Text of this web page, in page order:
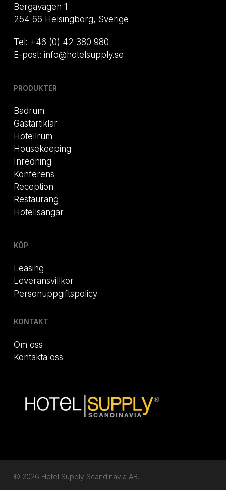
Bergavägen 1
254 66 Helsingborg, Sverige
Tel: +46 (0) 42 380 980
E-post: info@hotelsupply.se
PRODUKTER
Badrum
Gästartiklar
Hotellrum
Housekeeping
Inredning
Konferens
Reception
Restaurang
Hotellsängar
KÖP
Leasing
Leveransvillkor
Personuppgiftspolicy
KONTAKT
Om oss
Kontakta oss
© 2026 Hotel Supply Scandinavia AB.